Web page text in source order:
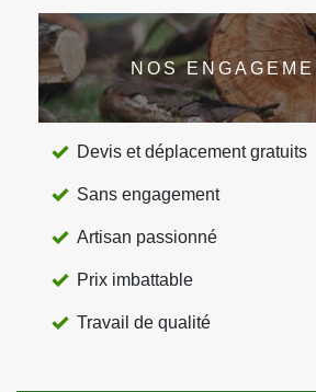
NOS
Devis et déplacement gratuits
Sans engagement
Artisan passionné
Prix imbattable
Travail de qualité